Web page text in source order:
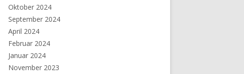
Oktober 2024
September 2024
April 2024
Februar 2024
Januar 2024
November 2023